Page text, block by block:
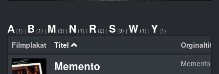
A (1) | B (1) | M (3) | N (1) | R (2) | S (3) | W (1) | Y (1)
Filmplakat Titel Orginaltitel
Memento Memento